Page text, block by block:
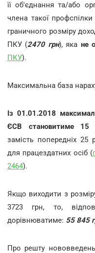
її об'єднання та/або
члена такої
граничного розміру
ПКУ (2470 грн), яка не
ПКУ).
Максимальна база
Із 01.01.2018
ЄСВ становитиме 15
замість попередніх 25
для працездатних осіб (
2464).
Якщо виходити з
3723 грн, то,
дорівнюватиме: 55 845
Про решту